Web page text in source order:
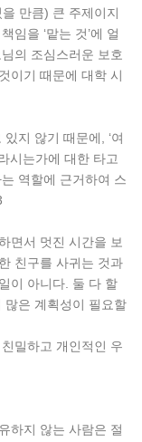
만큼) 큰 주제이지
임을 ‘맡는 것’에 얼
의 조심스러운 보호
이기 때문에 대학 시
지 않기 때문에, ‘여
시는가에 대한 타고
역할에 근거하여 스
면서 멋진 시간을 보
친구를 사귀는 것과
이 아니다. 둘 다 할
많은 계획성이 필요할
밀하고 개인적인 우
하지 않는 사람은 절